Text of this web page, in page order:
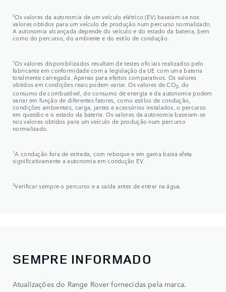
‡Os valores da autonomia de um veículo elétrico (EV) baseiam-se nos
valores obtidos para um veículo de produção num percurso normalizado.
A autonomia alcançada depende do veículo e do estado da bateria, bem
como do percurso, do ambiente e do estilo de condução.​
†Os valores disponibilizados resultam de testes oficiais realizados pelo
fabricante em conformidade com a legislação da UE com uma bateria
totalmente carregada. Apenas para efeitos comparativos. Os valores
obtidos em condições reais podem variar. Os valores de CO2, do
consumo de combustível, do consumo de energia e da autonomia podem
variar em função de diferentes fatores, como estilos de condução,
condições ambientais, carga, jantes e acessórios instalados, o percurso
em questão e o estado da bateria. Os valores da autonomia baseiam-se
nos valores obtidos para um veículo de produção num percurso
normalizado.​
1A condução fora de estrada, com reboque e em gama baixa afeta
significativamente a autonomia em condução EV.​
2Verificar sempre o percurso e a saída antes de entrar na água.
SEMPRE INFORMADO
Atualizações do Range Rover fornecidas pela marca.